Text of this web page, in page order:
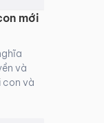
mới
và
con và